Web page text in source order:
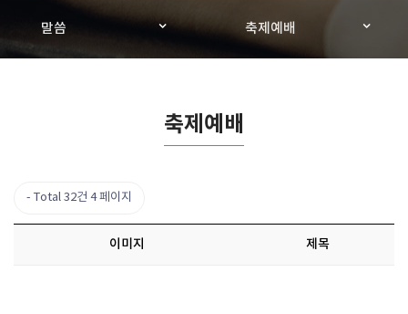
말씀 축제예배
축제예배
Total 32건 4 페이지
이미지 제목